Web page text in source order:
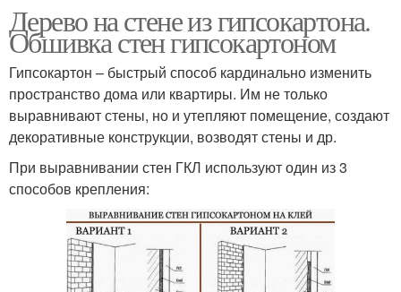
Дерево на стене из гипсокартона.
Обшивка стен гипсокартоном
Гипсокартон – быстрый способ кардинально изменить
пространство дома или квартиры. Им не только
выравнивают стены, но и утепляют помещение, создают
декоративные конструкции, возводят стены и др.
При выравнивании стен ГКЛ используют один из 3
способов крепления: